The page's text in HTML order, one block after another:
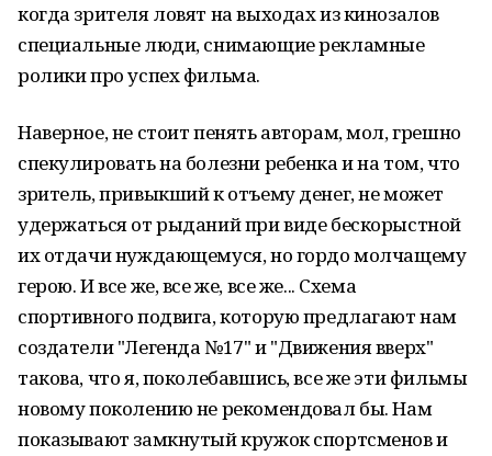
когда зрителя ловят на выходах из кинозалов
специальные люди, снимающие рекламные
ролики про успех фильма.
Наверное, не стоит пенять авторам, мол, грешно
спекулировать на болезни ребенка и на том, что
зритель, привыкший к отъему денег, не может
удержаться от рыданий при виде бескорыстной
их отдачи нуждающемуся, но гордо молчащему
герою. И все же, все же, все же... Схема
спортивного подвига, которую предлагают нам
создатели "Легенда №17" и "Движения вверх"
такова, что я, поколебавшись, все же эти фильмы
новому поколению не рекомендовал бы. Нам
показывают замкнутый кружок спортсменов и